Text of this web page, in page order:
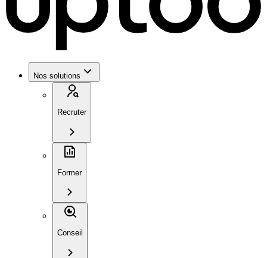
Nos solutions
Recruter
Former
Conseil